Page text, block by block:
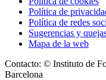
Política de
Política de redes
Sugerencias y
Mapa de la web
Contacto: © Instituto de
Barcelona